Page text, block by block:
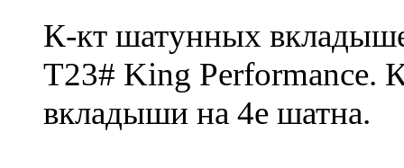
К-кт шатунных
T23# King Performance.
вкладыши на 4е шатна.